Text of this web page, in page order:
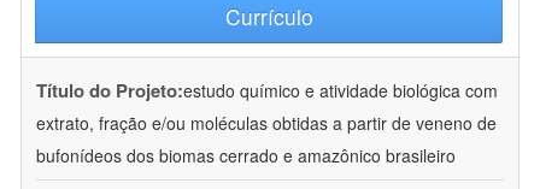
Currículo
Título do Projeto:estudo químico e atividade biológica com
extrato, fração e/ou moléculas obtidas a partir de veneno de
bufonídeos dos biomas cerrado e amazônico brasileiro